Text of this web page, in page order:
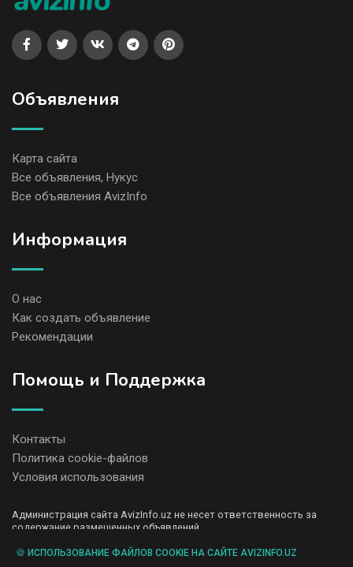
Объявления
Карта сайта
Все объявления, Нукус
Все объявления AvizInfo
Информация
О нас
Как создать объявление
Рекомендации
Помощь и Поддержка
Контакты
Политика cookie-файлов
Условия использования
Администрация сайта AvizInfo.uz не несет ответственность за
содержание размещенных объявлений.
передаем и не продаем личную информацию зарегистрированных
🍪 ИСПОЛЬЗОВАНИЕ ФАЙЛОВ COOKIE НА САЙТЕ AVIZINFO.UZ